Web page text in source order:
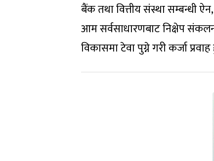
बैंक तथा वित्तीय संस्था सम्बन्धी
आम सर्वसाधारणबाट निक्षेप
विकासमा टेवा पुग्ने गरी कर्जा